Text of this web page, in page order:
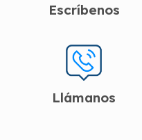
Escríbenos
Llámanos